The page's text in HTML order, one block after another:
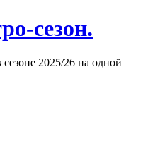
сезон.
2025/26 на одной